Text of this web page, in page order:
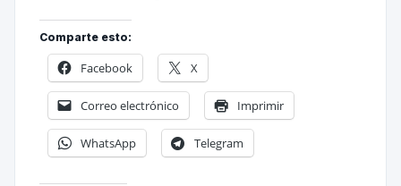
Comparte esto:
Facebook X
Correo electrónico Imprimir
WhatsApp Telegram